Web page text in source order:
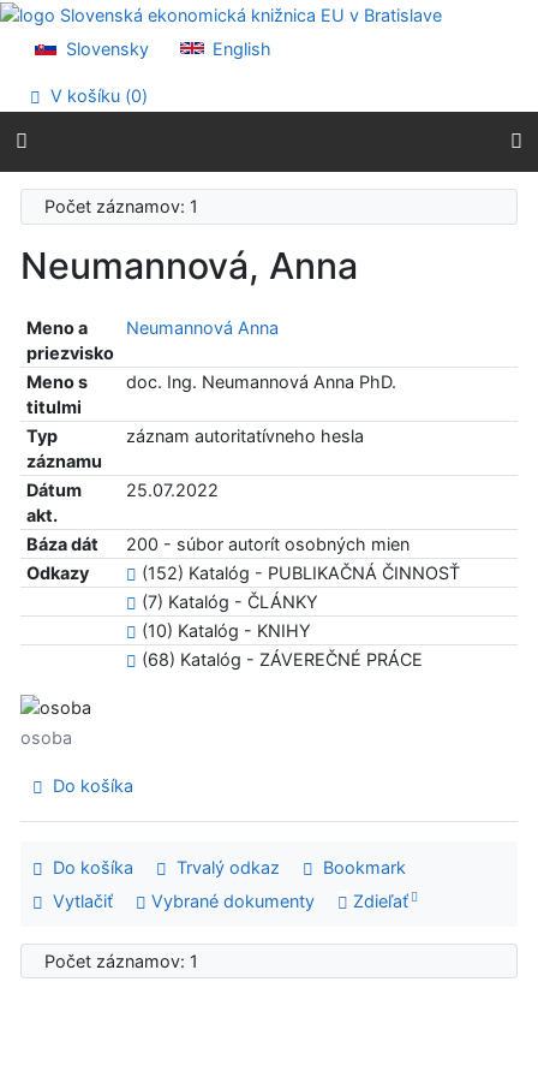
Prejsť na obsah
Prehlásenie o webovej prístupnosti
Slovensky English
V košíku (0)
Počet záznamov: 1
Neumannová, Anna
Meno a
priezvisko
Neumannová Anna
Meno s
titulmi
doc. Ing. Neumannová Anna PhD.
Typ
záznamu
záznam autoritatívneho hesla
Dátum
akt.
25.07.2022
Báza dát
200 - súbor autorít osobných mien
Odkazy
(152) Katalóg - PUBLIKAČNÁ ČINNOSŤ
(7) Katalóg - ČLÁNKY
(10) Katalóg - KNIHY
(68) Katalóg - ZÁVEREČNÉ PRÁCE
osoba
Do košíka
Do košíka Trvalý odkaz
Bookmark
Vytlačiť
Vybrané dokumenty Zdieľať
Počet záznamov: 1